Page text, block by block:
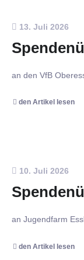
13. Juli 2026
an den VfB
den Artikel lesen
10. Juli 2026
an Jugendfarm
den Artikel lesen